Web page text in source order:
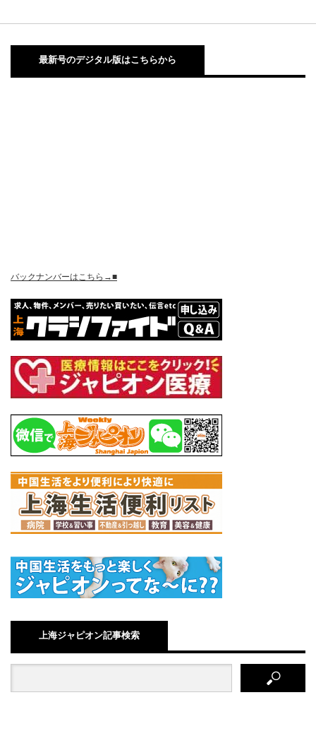
最新号のデジタル版はこちらから
バックナンバーはこちら→■
上海ジャピオン記事検索